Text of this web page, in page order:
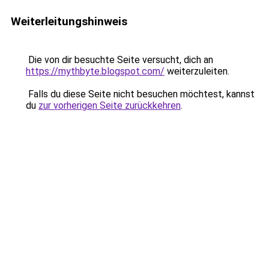
Weiterleitungshinweis
Die von dir besuchte Seite versucht, dich an
https://mythbyte.blogspot.com/ weiterzuleiten.
Falls du diese Seite nicht besuchen möchtest, kannst
du zur vorherigen Seite zurückkehren.